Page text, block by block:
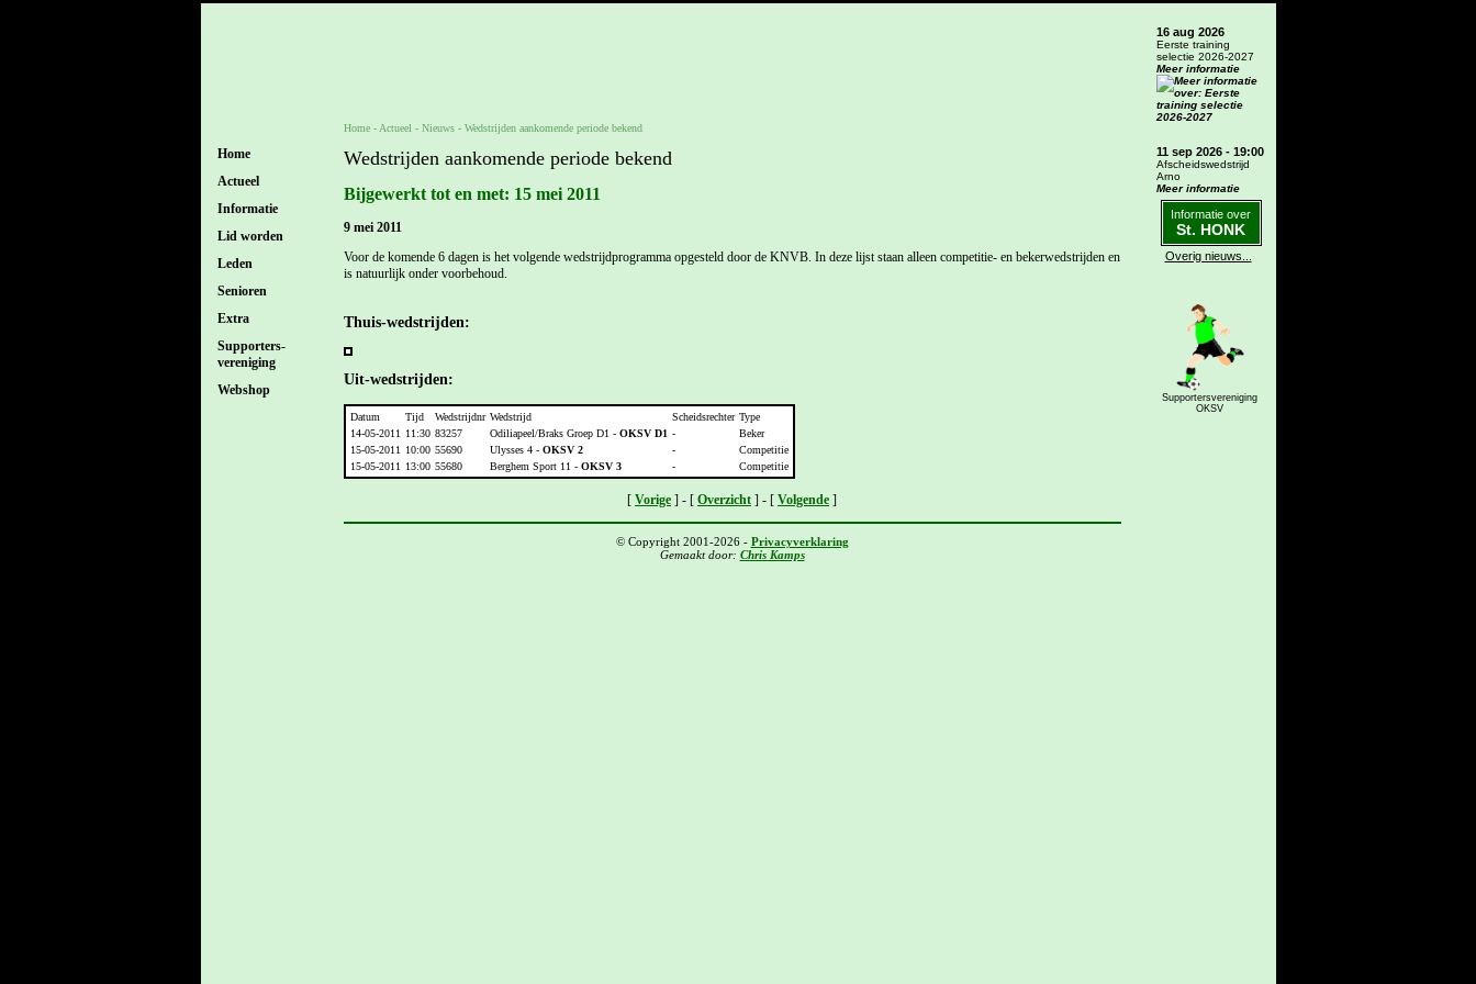
Home
Actueel
Informatie
Lid worden
Leden
Senioren
Extra
Supporters-
vereniging
Webshop
Home- Actueel - Nieuws- Wedstrijden aankomende periode bekend
Wedstrijden aankomende periode bekend
Bijgewerkt tot en met: 15 mei 2011
9 mei 2011
Voor de komende 6 dagen is het volgende wedstrijdprogramma opgesteld door de KNVB. In deze lijst staan alleen competitie- en bekerwedstrijden en
is natuurlijk onder voorbehoud.
Thuis-wedstrijden:
Uit-wedstrijden:
Datum Tijd Wedstrijdnr Wedstrijd Scheidsrechter Type
14-05-2011
11:30 83257 Odiliapeel/Braks Groep D1 - OKSV D1 -
Beker
15-05-2011
10:00 55690 Ulysses 4 - OKSV 2 -
Competitie
15-05-2011
13:00 55680 Berghem Sport 11 - OKSV 3 - Competitie
[ Vorige ] - [ Overzicht ] - [ Volgende ]
© Copyright 2001-2026 - Privacyverklaring
Gemaakt door: Chris Kamps
16 aug 2026
Eerste training
selectie 2026-2027
Meer informatie
11 sep 2026 - 19:00
Afscheidswedstrijd
Arno
Meer informatie
Informatie over
St. HONK
Overig nieuws...
Supportersvereniging
OKSV